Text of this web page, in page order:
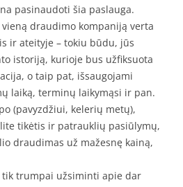
pasinaudoti šia paslauga.
draudimo kompaniją verta
ir ateityje – tokiu būdu, jūs
istoriją, kurioje bus užfiksuota
o taip pat, išsaugojami
laiką, terminų laikymąsi ir pan.
(pavyzdžiui, kelerių metų),
tikėtis ir patrauklių pasiūlymų,
draudimas už mažesnę kainą,
tik trumpai užsiminti apie dar